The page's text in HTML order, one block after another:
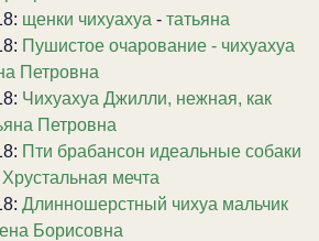
щенки чихуахуа - татьяна
Пушистое очарование - чихуахуа
Петровна
Чихуахуа Джилли, нежная, как
Петровна
Пти брабансон идеальные собаки
Хрустальная мечта
Длинношерстный чихуа мальчик
Борисовна